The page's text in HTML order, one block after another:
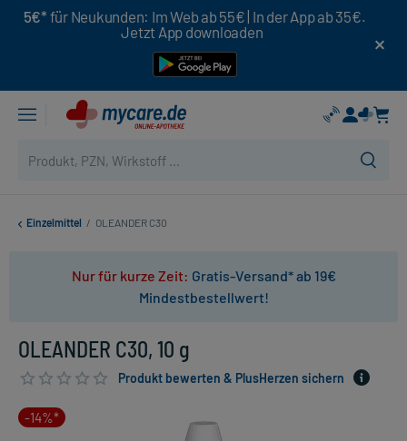
5€* für Neukunden: Im Web ab 55€ | In der App ab 35€.
Jetzt App downloaden
Einzelmittel / OLEANDER C30
Nur für kurze Zeit: Gratis-Versand* ab 19€
Mindestbestellwert!
OLEANDER C30, 10 g
Produkt bewerten & PlusHerzen sichern
-14%*